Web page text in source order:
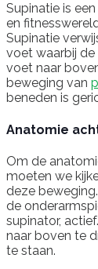
Supinatie is
en
Supinatie
voet waarbij
voet naar
beweging van
beneden is
Anatomie
Om de
moeten we
deze
de
supinator,
naar boven te
te staan.